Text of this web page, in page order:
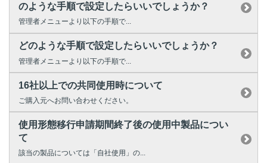
のような手順で設定したらいいでしょうか？
管理者メニューより以下の手順で...
どのような手順で設定したらいいでしょうか？
管理者メニューより以下の手順で...
16社以上での共同使用時について
ご購入元へお問い合わせください。
使用形態移行申請期間終了後の使用中製品につい
て
該当の製品については「自社使用」の...